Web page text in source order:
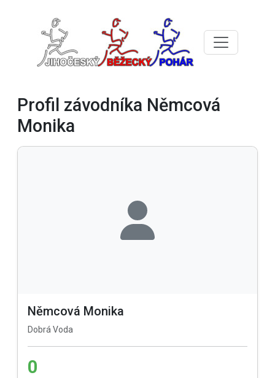
Profil závodníka Němcová
Monika
Němcová Monika
Dobrá Voda
0